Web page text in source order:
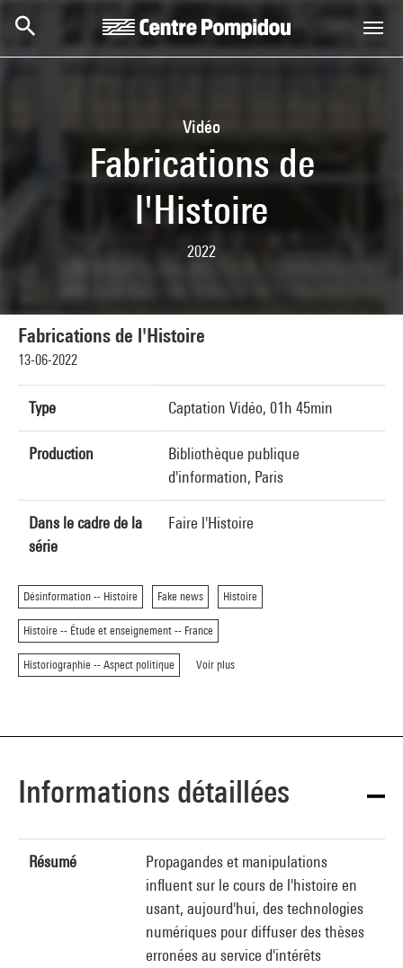
Vidéo
Fabrications de
l'Histoire
2022
Fabrications de l'Histoire
13-06-2022
Type Captation Vidéo, 01h 45min
Production
Bibliothèque publique
d'information, Paris
Dans le cadre de la
série
Faire l'Histoire
Désinformation -- Histoire Fake news Histoire
Histoire -- Étude et enseignement -- France
Historiographie -- Aspect politique Voir plus
Informations détaillées
Résumé
Propagandes et manipulations
influent sur le cours de l'histoire en
usant, aujourd'hui, des technologies
numériques pour diffuser des thèses
erronées au service d'intérêts